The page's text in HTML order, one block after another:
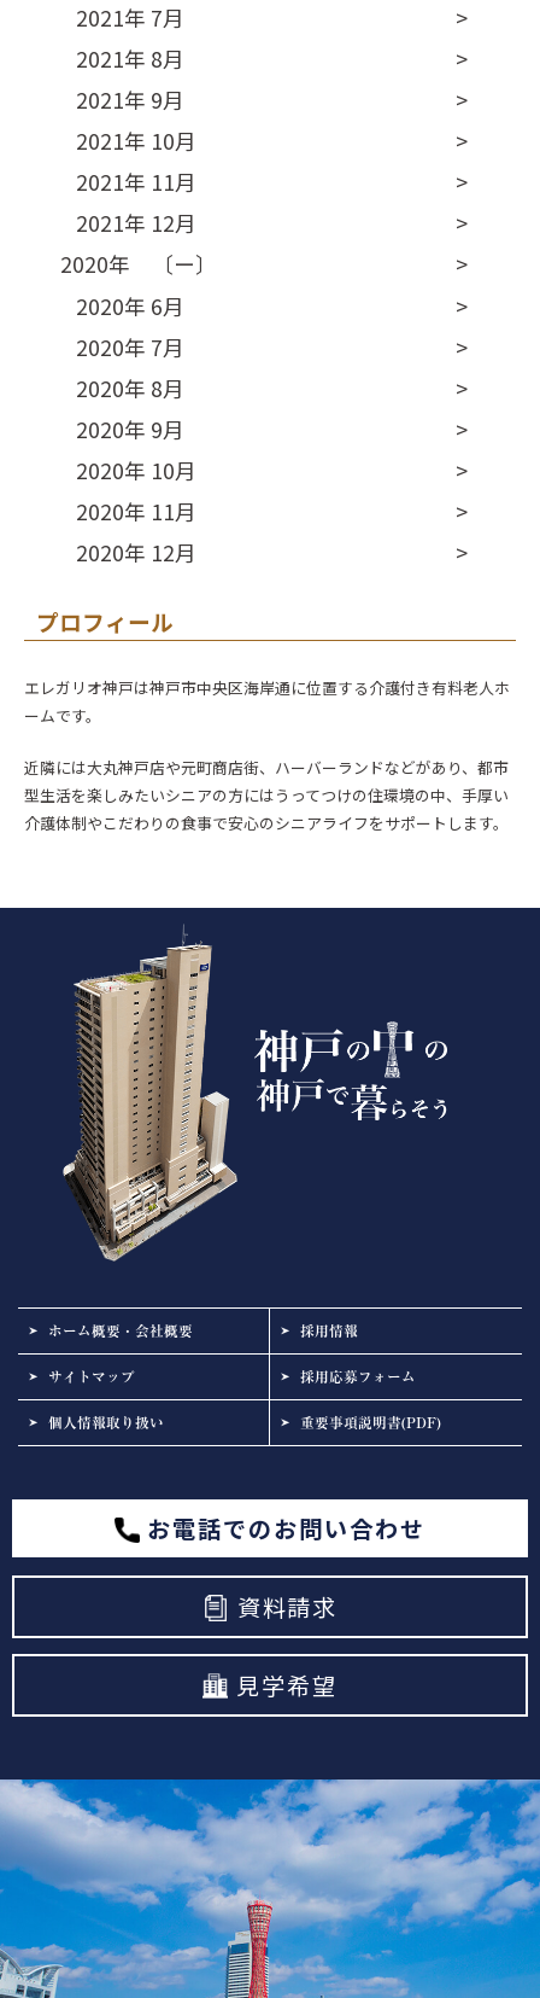
2021年 7月
2021年 8月
2021年 9月
2021年 10月
2021年 11月
2021年 12月
2020年 〔ー〕
2020年 6月
2020年 7月
2020年 8月
2020年 9月
2020年 10月
2020年 11月
2020年 12月
プロフィール
エレガリオ神戸は神戸市中央区海岸通に位置する介護付き有料老人ホ
ームです。
近隣には大丸神戸店や元町商店街、ハーバーランドなどがあり、都市
型生活を楽しみたいシニアの方にはうってつけの住環境の中、手厚い
介護体制やこだわりの食事で安心のシニアライフをサポートします。
ホーム概要・会社概要 採用情報
サイトマップ 採用応募フォーム
個人情報取り扱い 重要事項説明書(PDF)
お電話でのお問い合わせ
資料請求
見学希望